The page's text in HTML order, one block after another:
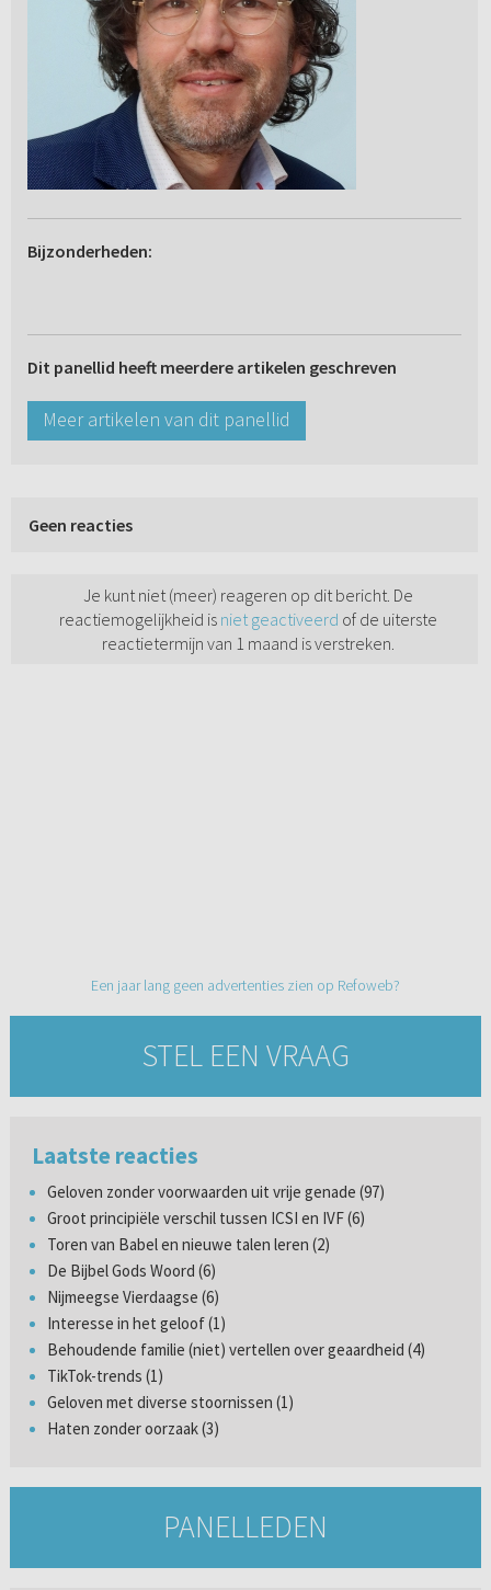
Bijzonderheden:
Dit panellid heeft meerdere artikelen geschreven
Meer artikelen van dit panellid
Geen reacties
Je kunt niet (meer) reageren op dit bericht. De
reactiemogelijkheid is niet geactiveerd of de uiterste
reactietermijn van 1 maand is verstreken.
Een jaar lang geen advertenties zien op Refoweb?
STEL EEN VRAAG
Laatste reacties
Geloven zonder voorwaarden uit vrije genade (97)
Groot principiële verschil tussen ICSI en IVF (6)
Toren van Babel en nieuwe talen leren (2)
De Bijbel Gods Woord (6)
Nijmeegse Vierdaagse (6)
Interesse in het geloof (1)
Behoudende familie (niet) vertellen over geaardheid (4)
TikTok-trends (1)
Geloven met diverse stoornissen (1)
Haten zonder oorzaak (3)
PANELLEDEN